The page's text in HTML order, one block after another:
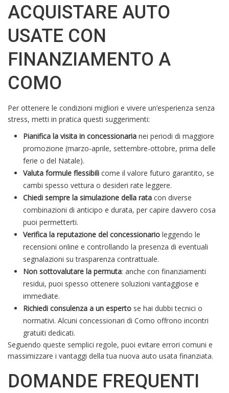
ACQUISTARE AUTO
USATE CON
FINANZIAMENTO A
COMO
Per ottenere le condizioni migliori e vivere un’esperienza senza
stress, metti in pratica questi suggerimenti:
Pianifica la visita in concessionaria nei periodi di maggiore
promozione (marzo-aprile, settembre-ottobre, prima delle
ferie o del Natale).
Valuta formule flessibili come il valore futuro garantito, se
cambi spesso vettura o desideri rate leggere.
Chiedi sempre la simulazione della rata con diverse
combinazioni di anticipo e durata, per capire davvero cosa
puoi permetterti.
Verifica la reputazione del concessionario leggendo le
recensioni online e controllando la presenza di eventuali
segnalazioni su trasparenza contrattuale.
Non sottovalutare la permuta: anche con finanziamenti
residui, puoi spesso ottenere soluzioni vantaggiose e
immediate.
Richiedi consulenza a un esperto se hai dubbi tecnici o
normativi. Alcuni concessionari di Como offrono incontri
gratuiti dedicati.
Seguendo queste semplici regole, puoi evitare errori comuni e
massimizzare i vantaggi della tua nuova auto usata finanziata.
DOMANDE FREQUENTI